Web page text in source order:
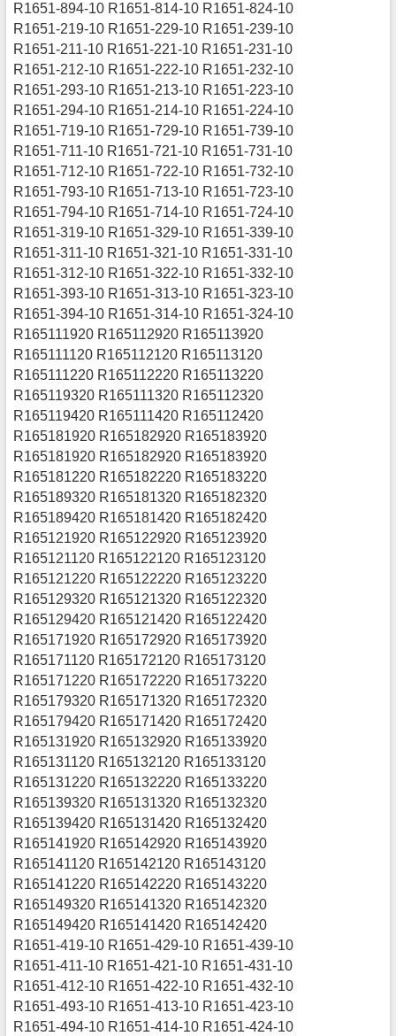
R1651-894-10 R1651-814-10 R1651-824-10
R1651-219-10 R1651-229-10 R1651-239-10
R1651-211-10 R1651-221-10 R1651-231-10
R1651-212-10 R1651-222-10 R1651-232-10
R1651-293-10 R1651-213-10 R1651-223-10
R1651-294-10 R1651-214-10 R1651-224-10
R1651-719-10 R1651-729-10 R1651-739-10
R1651-711-10 R1651-721-10 R1651-731-10
R1651-712-10 R1651-722-10 R1651-732-10
R1651-793-10 R1651-713-10 R1651-723-10
R1651-794-10 R1651-714-10 R1651-724-10
R1651-319-10 R1651-329-10 R1651-339-10
R1651-311-10 R1651-321-10 R1651-331-10
R1651-312-10 R1651-322-10 R1651-332-10
R1651-393-10 R1651-313-10 R1651-323-10
R1651-394-10 R1651-314-10 R1651-324-10
R165111920 R165112920 R165113920
R165111120 R165112120 R165113120
R165111220 R165112220 R165113220
R165119320 R165111320 R165112320
R165119420 R165111420 R165112420
R165181920 R165182920 R165183920
R165181920 R165182920 R165183920
R165181220 R165182220 R165183220
R165189320 R165181320 R165182320
R165189420 R165181420 R165182420
R165121920 R165122920 R165123920
R165121120 R165122120 R165123120
R165121220 R165122220 R165123220
R165129320 R165121320 R165122320
R165129420 R165121420 R165122420
R165171920 R165172920 R165173920
R165171120 R165172120 R165173120
R165171220 R165172220 R165173220
R165179320 R165171320 R165172320
R165179420 R165171420 R165172420
R165131920 R165132920 R165133920
R165131120 R165132120 R165133120
R165131220 R165132220 R165133220
R165139320 R165131320 R165132320
R165139420 R165131420 R165132420
R165141920 R165142920 R165143920
R165141120 R165142120 R165143120
R165141220 R165142220 R165143220
R165149320 R165141320 R165142320
R165149420 R165141420 R165142420
R1651-419-10 R1651-429-10 R1651-439-10
R1651-411-10 R1651-421-10 R1651-431-10
R1651-412-10 R1651-422-10 R1651-432-10
R1651-493-10 R1651-413-10 R1651-423-10
R1651-494-10 R1651-414-10 R1651-424-10